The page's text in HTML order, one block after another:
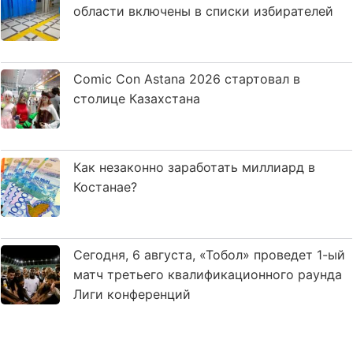
области включены в списки избирателей
Comic Con Astana 2026 стартовал в
столице Казахстана
Как незаконно заработать миллиард в
Костанае?
Сегодня, 6 августа, «Тобол» проведет 1-ый
матч третьего квалификационного раунда
Лиги конференций